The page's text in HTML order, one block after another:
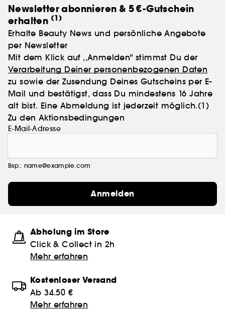
Qualitäten mit ihren Wurzeln in der traditionellen
Schneiderei und verbindet klassische Modekunst mit
frischen Formen und kreativen Details, die sich auch
in den HUGO Parfums widerspiegeln.
Newsletter abonnieren & 5 €-Gutschein
erhalten (1)
Erhalte Beauty News und persönliche Angebote
per Newsletter
Mit dem Klick auf ,,Anmelden" stimmst Du der
Verarbeitung Deiner personenbezogenen Daten
zu sowie der Zusendung Deines Gutscheins per E-
Mail und bestätigst, dass Du mindestens 16 Jahre
alt bist. Eine Abmeldung ist jederzeit möglich.(1)
Zu den Aktionsbedingungen
E-Mail-Adresse
Bsp.: name@example.com
Anmelden
Abholung im Store
Click & Collect in 2h
Mehr erfahren
Kostenloser Versand
Ab 34.50 €
Mehr erfahren